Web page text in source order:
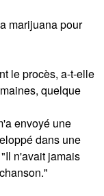
marijuana pour
le procès, a-t-elle
quelque
envoyé une
dans une
n'avait jamais